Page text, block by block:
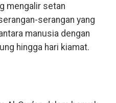
mengalir setan
serangan yang
manusia dengan
hingga hari kiamat.